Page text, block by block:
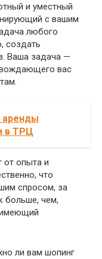
и уместный
с вашим
любого
создать
Ваша задача —
вас
аренды
в ТРЦ
от опыта и
что
спросом, за
больше, чем,